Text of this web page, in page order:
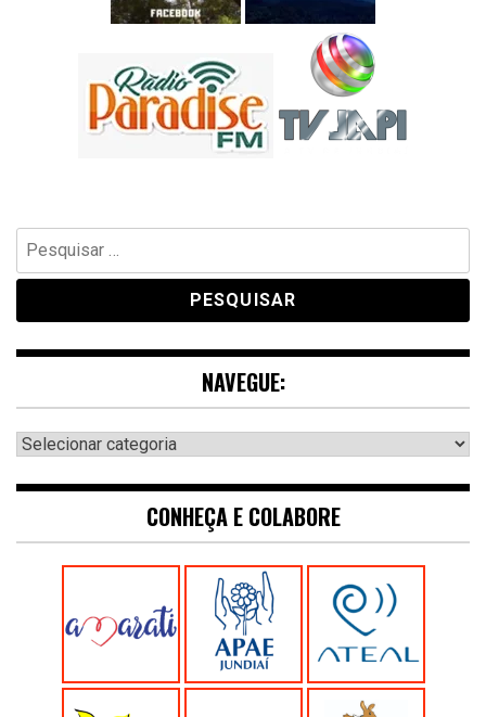
Pesquisar
por:
NAVEGUE:
Navegue:
CONHEÇA E COLABORE